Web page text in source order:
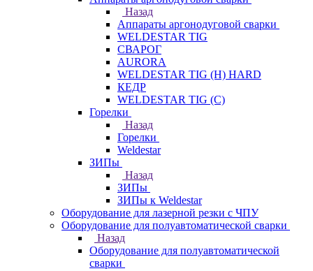
Назад
Аппараты аргонодуговой сварки
WELDESTAR TIG
СВАРОГ
AURORA
WELDESTAR TIG (H) HARD
КЕДР
WELDESTAR TIG (С)
Горелки
Назад
Горелки
Weldestar
ЗИПы
Назад
ЗИПы
ЗИПы к Weldestar
Оборудование для лазерной резки с ЧПУ
Оборудование для полуавтоматической сварки
Назад
Оборудование для полуавтоматической
сварки